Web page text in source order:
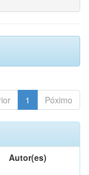
1 Póximo
Autor(es)